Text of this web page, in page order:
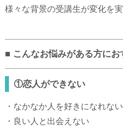
様々な背景の受講生が変化を
■ こんなお悩みがある方にお
①恋人ができない
・なかなか人を好きになれない
・良い人と出会えない